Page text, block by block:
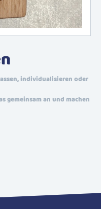
individualisieren oder
gemeinsam an und machen